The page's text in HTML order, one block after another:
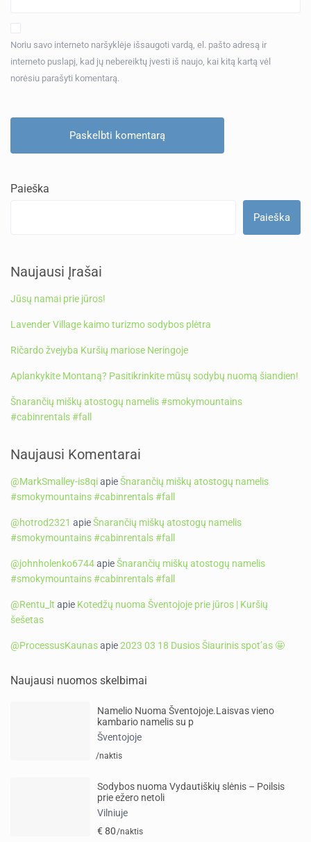
Noriu savo interneto naršyklėje išsaugoti vardą, el. pašto adresą ir
interneto puslapį, kad jų nebereiktų įvesti iš naujo, kai kitą kartą vėl
norėsiu parašyti komentarą.
Paieška
Paieška
Naujausi Įrašai
Jūsų namai prie jūros!
Lavender Village kaimo turizmo sodybos plėtra
Ričardo žvejyba Kuršių mariose Neringoje
Aplankykite Montaną? Pasitikrinkite mūsų sodybų nuomą šiandien!
Šnarančių miškų atostogų namelis #smokymountains
#cabinrentals #fall
Naujausi Komentarai
@MarkSmalley-is8qiapieŠnarančių miškų atostogų namelis
#smokymountains #cabinrentals #fall
@hotrod2321 apieŠnarančių miškų atostogų namelis
#smokymountains #cabinrentals #fall
@johnholenko6744apieŠnarančių miškų atostogų namelis
#smokymountains #cabinrentals #fall
@Rentu_lt apie Kotedžų nuoma Šventojoje prie jūros | Kuršių
šešetas
@ProcessusKaunasapie2023 03 18 Dusios Šiaurinis spot’as 🤩
Naujausi nuomos skelbimai
Namelio Nuoma Šventojoje.Laisvas vieno
kambario namelis su p
Šventojoje
/naktis
Sodybos nuoma Vydautiškių slėnis – Poilsis
prie ežero netoli
Vilniuje
€ 80/naktis